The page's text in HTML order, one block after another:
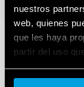
nuestros
web, quienes
que les haya
partir del uso
Cookie policy.